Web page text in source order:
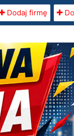
Dodaj firmę